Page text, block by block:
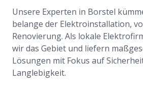
Unsere Experten in Borstel
belange der Elektroinstallation,
Renovierung. Als lokale
wir das Gebiet und liefern
Lösungen mit Fokus auf
Langlebigkeit.